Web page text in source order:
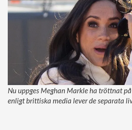
Nu uppges Meghan Markle ha tröttnat
enligt brittiska media lever de separata